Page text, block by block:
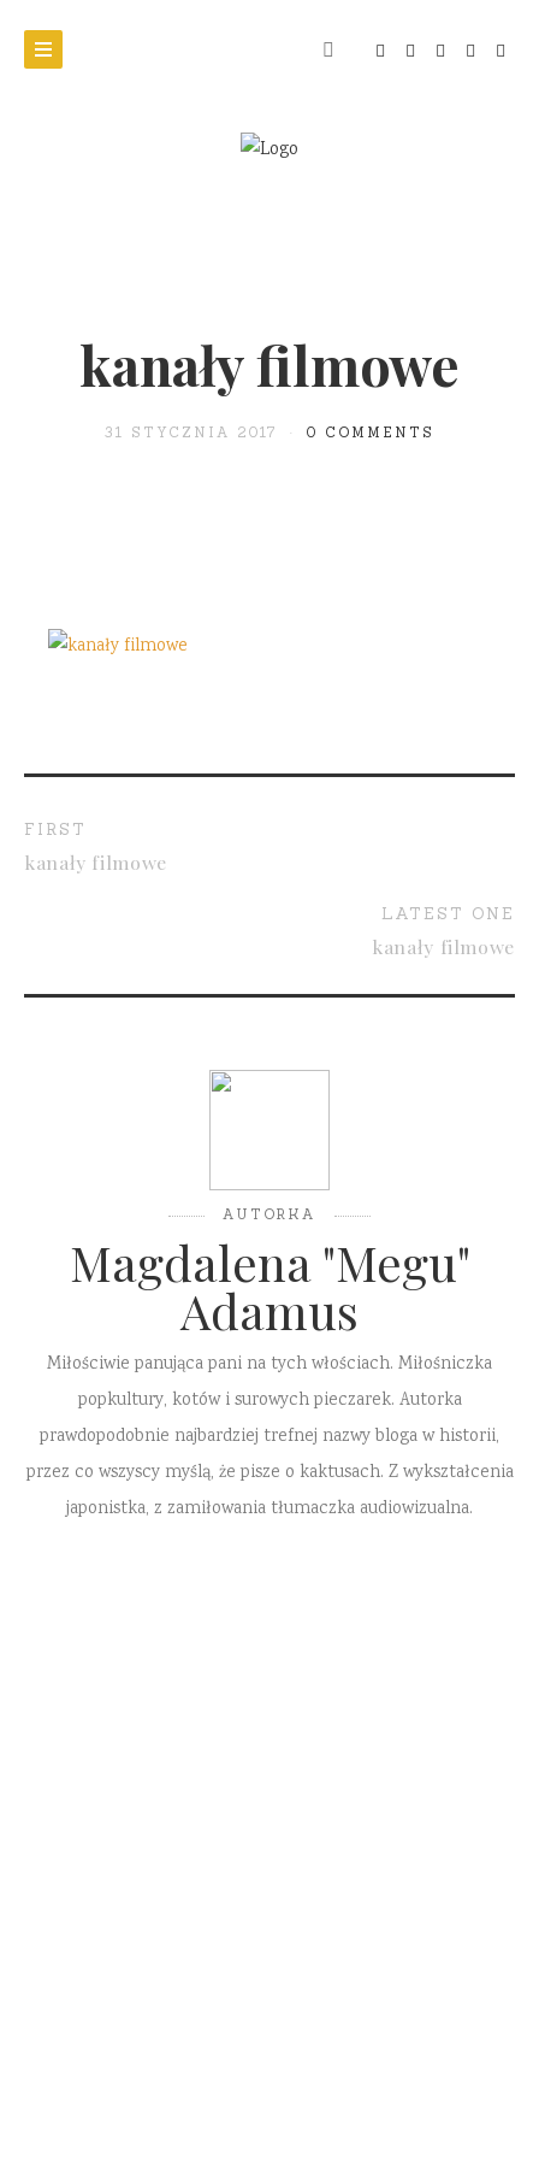
kanały filmowe
31 STYCZNIA 2017 0 COMMENTS
FIRST
kanały filmowe
LATEST ONE
kanały filmowe
AUTORKA
Magdalena "Megu"
Adamus
Miłościwie panująca pani na tych włościach. Miłośniczka
popkultury, kotów i surowych pieczarek. Autorka
prawdopodobnie najbardziej trefnej nazwy bloga w historii,
przez co wszyscy myślą, że pisze o kaktusach. Z wykształcenia
japonistka, z zamiłowania tłumaczka audiowizualna.